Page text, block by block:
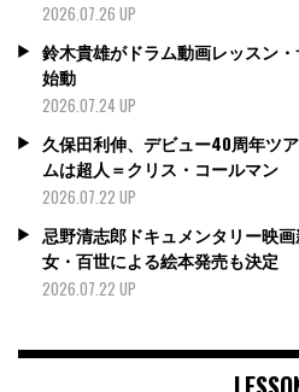
2026.07.26 UP
鈴木貴雄がドラム動画レッスン・
始動
2026.07.24 UP
久保田利伸、デビュー40周年ツ
ムは超人＝クリス・コールマン
2026.07.22 UP
忌野清志郎ドキュメンタリー映
女・百世による絵本発売も決定
2026.07.22 UP